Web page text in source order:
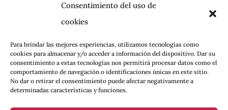
Consentimiento del uso de
cookies
Para brindar las mejores experiencias, utilizamos tecnologías como
cookies para almacenar y/o acceder a información del dispositivo. Dar su
consentimiento a estas tecnologías nos permitirá procesar datos como el
comportamiento de navegación o identificaciones únicas en este sitio.
No dar o retirar el consentimiento puede afectar negativamente a
determinadas características y funciones.
pánicos morales
FEMINISMOS/DISIDENCIAS
La nueva propuesta legal que pretende
limitar el acceso de los menores a redes
sociales impone al conjunto de la